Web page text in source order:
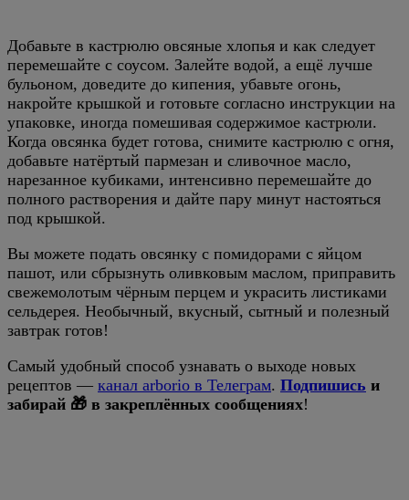
Добавьте в кастрюлю овсяные хлопья и как следует
перемешайте с соусом. Залейте водой, а ещё лучше
бульоном, доведите до кипения, убавьте огонь,
накройте крышкой и готовьте согласно инструкции на
упаковке, иногда помешивая содержимое кастрюли.
Когда овсянка будет готова, снимите кастрюлю с огня,
добавьте натёртый пармезан и сливочное масло,
нарезанное кубиками, интенсивно перемешайте до
полного растворения и дайте пару минут настояться
под крышкой.
Вы можете подать овсянку с помидорами с яйцом
пашот, или сбрызнуть оливковым маслом, приправить
свежемолотым чёрным перцем и украсить листиками
сельдерея. Необычный, вкусный, сытный и полезный
завтрак готов!
Самый удобный способ узнавать о выходе новых
рецептов — канал arborio в Телеграм. Подпишись и
забирай 🎁 в закреплённых сообщениях!